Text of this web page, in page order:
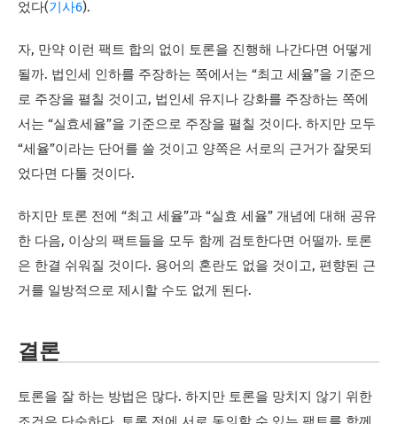
었다( 기사6).
자, 만약 이런 팩트 합의 없이 토론을 진행해 나간다면 어떻게
될까. 법인세 인하를 주장하는 쪽에서는 “최고 세율”을 기준으
로 주장을 펼칠 것이고, 법인세 유지나 강화를 주장하는 쪽에
서는 “실효세율”을 기준으로 주장을 펼칠 것이다. 하지만 모두
“세율”이라는 단어를 쓸 것이고 양쪽은 서로의 근거가 잘못되
었다면 다툴 것이다.
하지만 토론 전에 “최고 세율”과 “실효 세율” 개념에 대해 공유
한 다음, 이상의 팩트들을 모두 함께 검토한다면 어떨까. 토론
은 한결 쉬워질 것이다. 용어의 혼란도 없을 것이고, 편향된 근
거를 일방적으로 제시할 수도 없게 된다.
결론
토론을 잘 하는 방법은 많다. 하지만 토론을 망치지 않기 위한